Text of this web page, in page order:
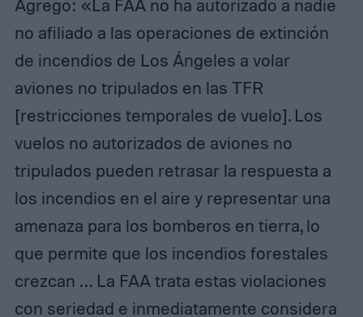
Agregó: «La FAA no ha autorizado a nadie
no afiliado a las operaciones de extinción
de incendios de Los Ángeles a volar
aviones no tripulados en las TFR
[restricciones temporales de vuelo]. Los
vuelos no autorizados de aviones no
tripulados pueden retrasar la respuesta a
los incendios en el aire y representar una
amenaza para los bomberos en tierra, lo
que permite que los incendios forestales
crezcan … La FAA trata estas violaciones
con seriedad e inmediatamente considera